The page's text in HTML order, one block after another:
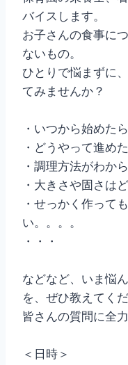
バイスします。
お子さんの食事に
ないもの。
ひとりで悩まずに
てみませんか？
・いつから始めた
・どうやって進め
・調理方法がわか
・大きさや固さは
・せっかく作って
い。。。。
・・・
などなど、いま悩
を、ぜひ教えてくだ
皆さんの質問に全
＜日時＞